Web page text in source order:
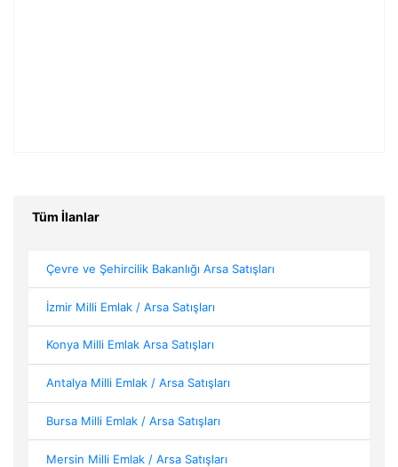
Tüm İlanlar
Çevre ve Şehircilik Bakanlığı Arsa Satışları
İzmir Milli Emlak / Arsa Satışları
Konya Milli Emlak Arsa Satışları
Antalya Milli Emlak / Arsa Satışları
Bursa Milli Emlak / Arsa Satışları
Mersin Milli Emlak / Arsa Satışları